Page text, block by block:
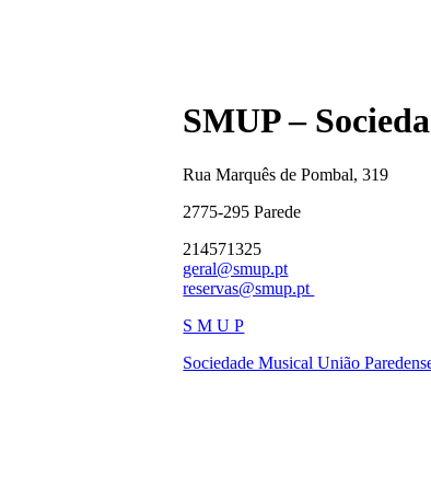
SMUP –
Rua Marquês de Pombal, 319
2775-295 Parede
214571325
geral@smup.pt
reservas@smup.pt
S M U P
Sociedade Musical União